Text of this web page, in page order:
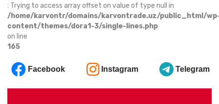
: Trying to access array offset on value of type null in
/home/karvontr/domains/karvontrade.uz/public_html/
content/themes/dora1-3/single-lines.php
on line
165
Facebook Instagram Telegram